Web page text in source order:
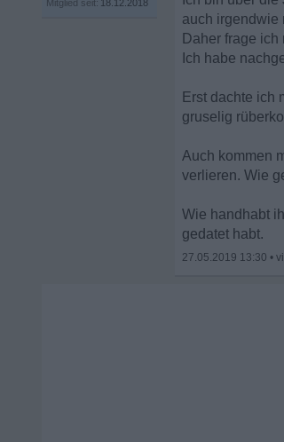
Mitglied seit: 18.12.2018
auch irgendwie
Daher frage
Ich habe
Erst dachte ich
gruselig
Auch kommen
verlieren. Wie
Wie handhabt
gedatet habt.
27.05.2019 13:30 •